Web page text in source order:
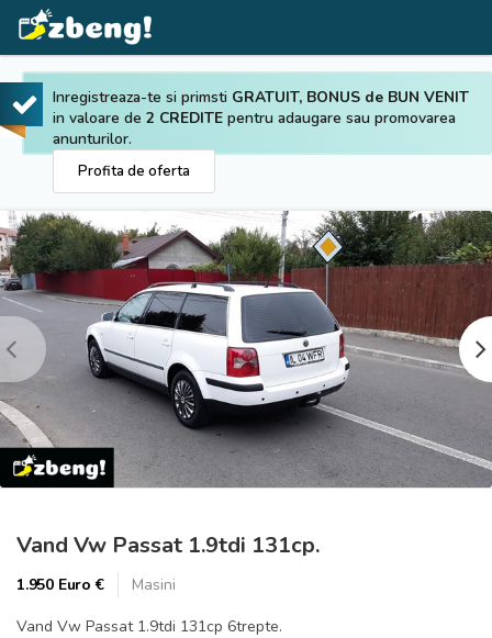
Inregistreaza-te si primsti GRATUIT, BONUS de BUN VENIT
in valoare de 2 CREDITE pentru adaugare sau promovarea
anunturilor.
Profita de oferta
Vand Vw Passat 1.9tdi 131cp.
1.950 Euro €
Masini
Vand Vw Passat 1.9tdi 131cp 6trepte.